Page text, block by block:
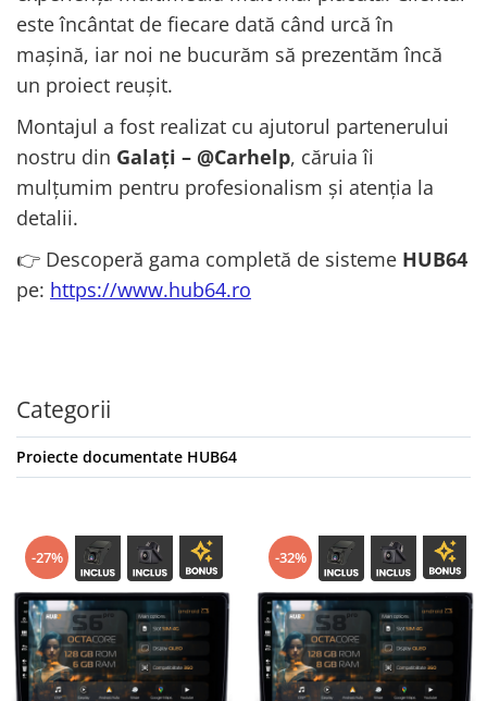
este încântat de fiecare dată când urcă în
mașină, iar noi ne bucurăm să prezentăm încă
un proiect reușit.
Montajul a fost realizat cu ajutorul partenerului
nostru din Galați – @Carhelp, căruia îi
mulțumim pentru profesionalism și atenția la
detalii.
👉 Descoperă gama completă de sisteme HUB64
pe: https://www.hub64.ro
Categorii
Proiecte documentate HUB64
-27% -32%